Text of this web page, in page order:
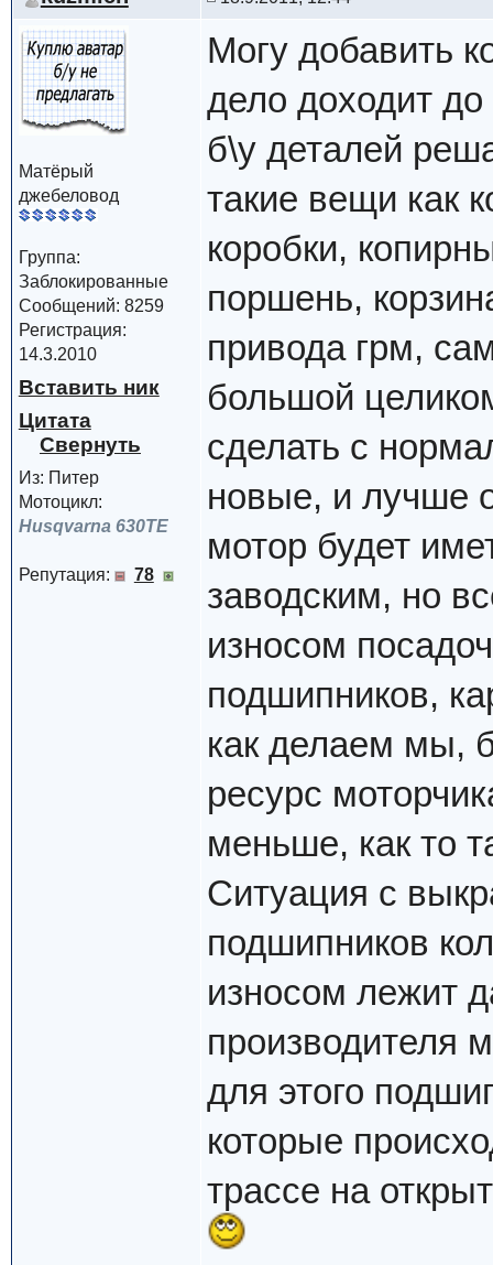
Матёрый
джебеловод
Группа:
Заблокированные
Сообщений: 8259
Регистрация:
14.3.2010
Вставить ник
Цитата
Из: Питер
Мотоцикл:
Husqvarna 630TE
Репутация: 78
Могу добавить
дело доходит до
б\у деталей
такие вещи как
коробки,
поршень,
привода грм,
большой
сделать с
новые, и лучше
мотор будет
заводским, но
износом
подшипников,
как делаем мы,
ресурс
меньше, как то
Ситуация с
подшипников
износом лежит
производителя
для этого
которые
трассе на